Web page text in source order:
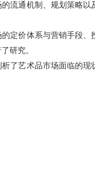
流通机制、规划策略
定价体系与营销手段
研究。
了艺术品市场面临的现